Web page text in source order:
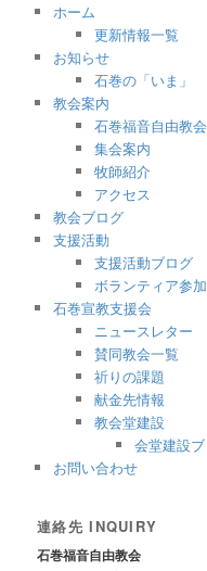
ホーム
更新情報一覧
お知らせ
石巻の「いま」
教会案内
石巻福音自由教
集会案内
牧師紹介
アクセス
教会ブログ
支援活動
支援活動ブログ
ボランティア参
石巻宣教支援会
ニュースレター
賛同教会一覧
祈りの課題
献金先情報
教会堂建設
会堂建設
お問い合わせ
連絡先 INQUIRY
石巻福音自由教会